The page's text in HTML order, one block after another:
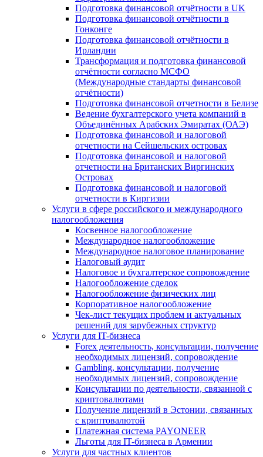
Подготовка финансовой отчётности в UK
Подготовка финансовой отчётности в
Гонконге
Подготовка финансовой отчётности в
Ирландии
Трансформация и подготовка финансовой
отчётности согласно МСФО
(Международные стандарты финансовой
отчётности)
Подготовка финансовой отчетности в Белизе
Ведение бухгалтерского учета компаний в
Объединённых Арабских Эмиратах (ОАЭ)
Подготовка финансовой и налоговой
отчетности на Сейшельских островах
Подготовка финансовой и налоговой
отчетности на Британских Виргинских
Островах
Подготовка финансовой и налоговой
отчетности в Киргизии
Услуги в сфере российского и международного
налогообложения
Косвенное налогообложение
Международное налогообложение
Международное налоговое планирование
Налоговый аудит
Налоговое и бухгалтерское сопровождение
Налогообложение сделок
Налогообложение физических лиц
Корпоративное налогообложение
Чек-лист текущих проблем и актуальных
решений для зарубежных структур
Услуги для IT-бизнеса
Forex деятельность, консультации, получение
необходимых лицензий, сопровождение
Gambling, консультации, получение
необходимых лицензий, сопровождение
Консультации по деятельности, связанной с
криптовалютами
Получение лицензий в Эстонии, связанных
с криптовалютой
Платежная система PAYONEER
Льготы для IT-бизнеса в Армении
Услуги для частных клиентов